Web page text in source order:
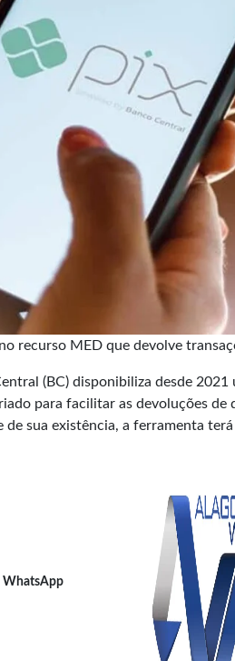
recurso MED que devolve
(BC) disponibiliza desde
para facilitar as devoluções de
sua existência, a ferramenta
WhatsApp